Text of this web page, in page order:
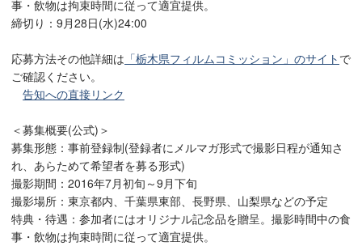
事・飲物は拘束時間に従って適宜提供。
締切り：9月28日(水)24:00
応募方法その他詳細は 「栃木県フィルムコミッション」のサイト で
ご確認ください。
告知への直接リンク
＜募集概要(公式)＞
募集形態：事前登録制(登録者にメルマガ形式で撮影日程が通知さ
れ、あらためて希望者を募る形式)
撮影期間：2016年7月初旬～9月下旬
撮影場所：東京都内、千葉県東部、長野県、山梨県などの予定
特典・待遇：参加者にはオリジナル記念品を贈呈。撮影時間中の食
事・飲物は拘束時間に従って適宜提供。